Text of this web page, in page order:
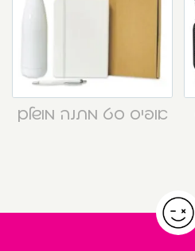
אופיס סט מתנה מושלם